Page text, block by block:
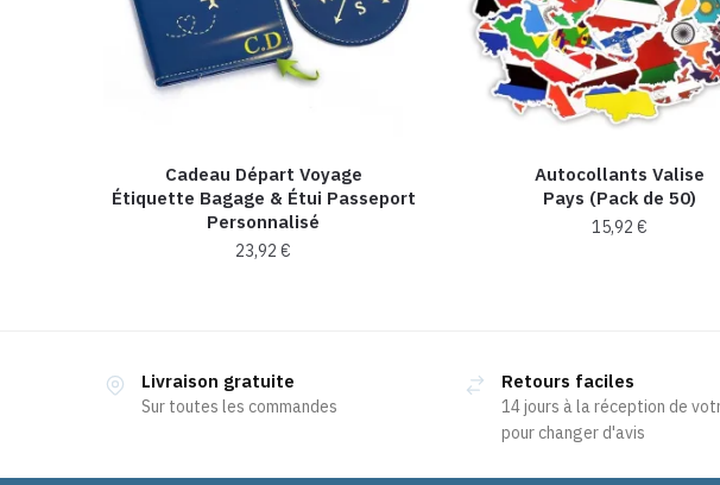
Cadeau Départ Voyage
Étiquette Bagage & Étui Passeport
Personnalisé
23,92€
Autocollants Valise
Pays (Pack de 50)
15,92 €
Livraison gratuite
Sur toutes les commandes
Retours faciles
14 jours à la réception de
pour changer d'avis